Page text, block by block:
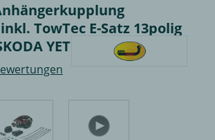
TowTec E-Satz 13polig
YETI